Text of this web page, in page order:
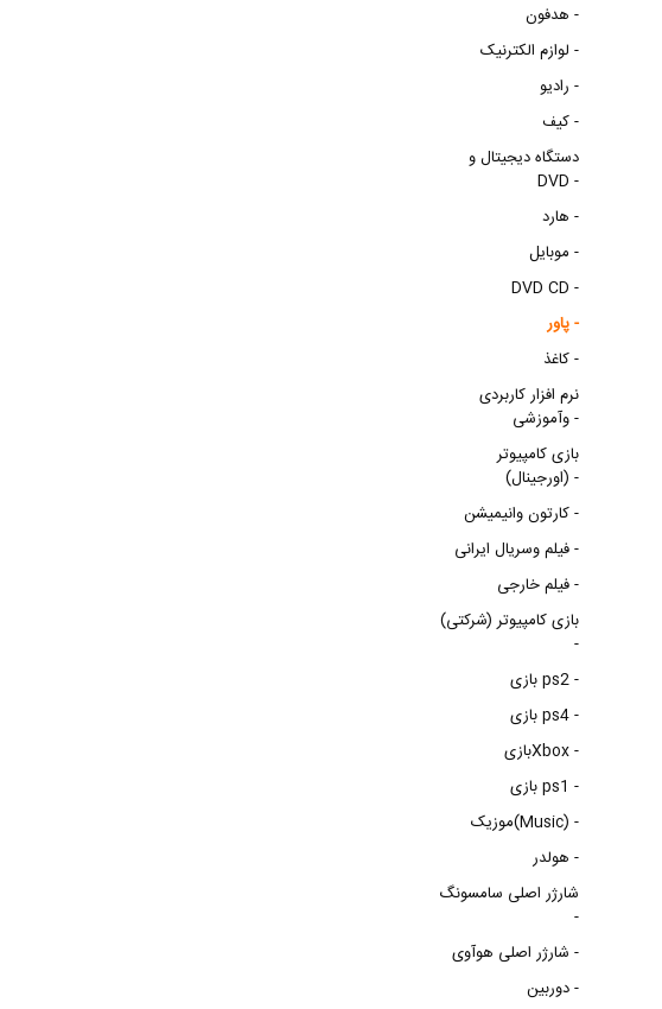
هدفون -
لوازم الکترنیک -
رادیو -
کیف -
دستگاه دیجیتال و
DVD -
هارد -
موبایل -
DVD CD -
پاور -
کاغذ -
نرم افزار کاربردی
وآموزشی -
بازی کامپیوتر
(اورجینال) -
کارتون وانیمیشن -
فیلم وسریال ایرانی -
فیلم خارجی -
بازی کامپیوتر (شرکتی)
-
بازی ps2 -
بازی ps4 -
بازیXbox -
بازی ps1 -
موزیک(Music) -
هولدر -
شارژر اصلی سامسونگ
-
شارژر اصلی هوآوی -
دوربین -